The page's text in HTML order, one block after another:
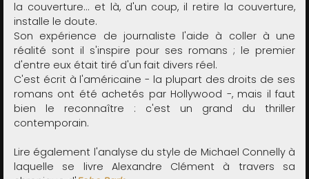
la couverture... et là, d'un coup, il retire la couverture,
installe le doute.
Son expérience de journaliste l'aide à coller à une
réalité sont il s'inspire pour ses romans ; le premier
d'entre eux était tiré d'un fait divers réel.
C'est écrit à l'américaine - la plupart des droits de ses
romans ont été achetés par Hollywood -, mais il faut
bien le reconnaître : c'est un grand du thriller
contemporain.
Lire également l'analyse du style de Michael Connelly à
laquelle se livre Alexandre Clément à travers sa